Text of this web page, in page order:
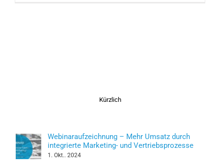
Kürzlich
Webinaraufzeichnung – Mehr Umsatz durch
integrierte Marketing- und Vertriebsprozesse
1. Okt.. 2024